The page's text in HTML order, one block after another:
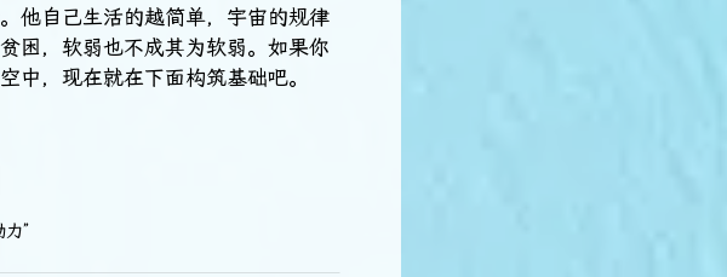
他自己生活的越简单，宇宙的规律
困，软弱也不成其为软弱。如果你
中，现在就在下面构筑基础吧。
力”